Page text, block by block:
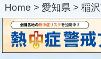
Home > 愛知県 > 稲